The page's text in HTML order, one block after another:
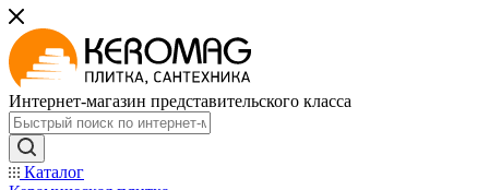
Интернет-магазин представительского класса
Каталог